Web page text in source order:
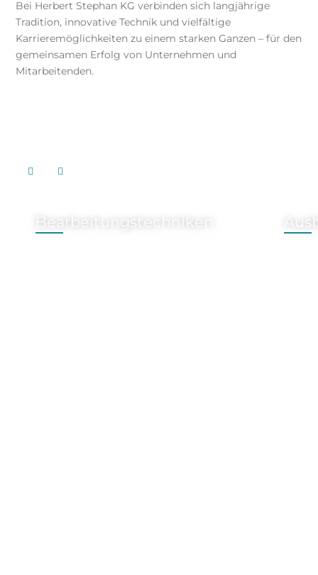
Bei Herbert Stephan KG verbinden sich langjährige
Tradition, innovative Technik und vielfältige
Karrieremöglichkeiten zu einem starken Ganzen – für den
gemeinsamen Erfolg von Unternehmen und
Mitarbeitenden.
Bearbeitungstechniken